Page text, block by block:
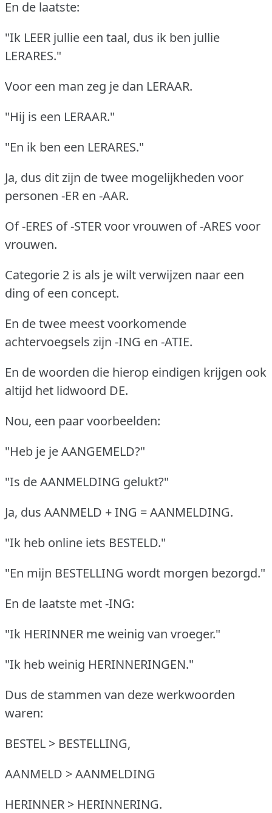
En de laatste:
"Ik LEER jullie een taal, dus ik ben jullie
LERARES."
Voor een man zeg je dan LERAAR.
"Hij is een LERAAR."
"En ik ben een LERARES."
Ja, dus dit zijn de twee mogelijkheden voor
personen -ER en -AAR.
Of -ERES of -STER voor vrouwen of -ARES voor
vrouwen.
Categorie 2 is als je wilt verwijzen naar een
ding of een concept.
En de twee meest voorkomende
achtervoegsels zijn -ING en -ATIE.
En de woorden die hierop eindigen krijgen ook
altijd het lidwoord DE.
Nou, een paar voorbeelden:
"Heb je je AANGEMELD?"
"Is de AANMELDING gelukt?"
Ja, dus AANMELD + ING = AANMELDING.
"Ik heb online iets BESTELD."
"En mijn BESTELLING wordt morgen bezorgd."
En de laatste met -ING:
"Ik HERINNER me weinig van vroeger."
"Ik heb weinig HERINNERINGEN."
Dus de stammen van deze werkwoorden
waren:
BESTEL > BESTELLING,
AANMELD > AANMELDING
HERINNER > HERINNERING.